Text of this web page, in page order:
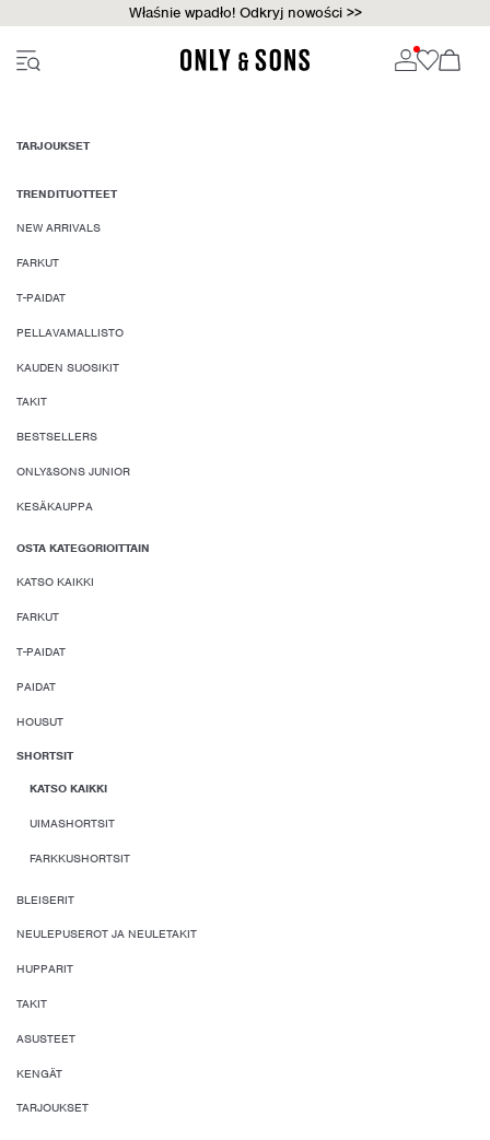
Właśnie wpadło! Odkryj nowości >>
TARJOUKSET
TRENDITUOTTEET
NEW ARRIVALS
FARKUT
T-PAIDAT
PELLAVAMALLISTO
KAUDEN SUOSIKIT
TAKIT
BESTSELLERS
ONLY&SONS JUNIOR
KESÄKAUPPA
OSTA KATEGORIOITTAIN
KATSO KAIKKI
FARKUT
T-PAIDAT
PAIDAT
HOUSUT
SHORTSIT
KATSO KAIKKI
UIMASHORTSIT
FARKKUSHORTSIT
BLEISERIT
NEULEPUSEROT JA NEULETAKIT
HUPPARIT
TAKIT
ASUSTEET
KENGÄT
TARJOUKSET